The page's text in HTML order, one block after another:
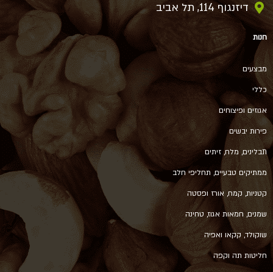
דיזנגוף 114, תל אביב
חנות
מבצעים
כללי
אגוזים ופיצוחים
פירות יבשים
תבלינים, מלח, זיתים
ממתיקים טבעיים, תחליפי חלב
קטניות, קמח, אורז ופסטה
שמנים, חמאות אגוז, טחינה
שוקולד, קקאו ואפיה
חליטות תה וקפה